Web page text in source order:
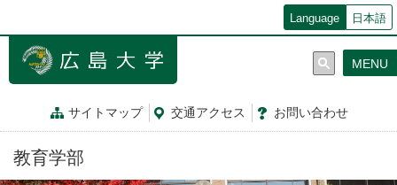
ン
Language 日本語
サイトマップ 交通アクセス お問い合わせ
MENU
教育学部